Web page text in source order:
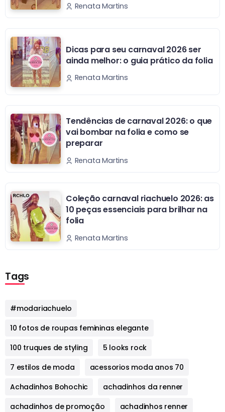
Renata Martins
Dicas para seu carnaval 2026 ser
ainda melhor: o guia prático da folia
Renata Martins
Tendências de carnaval 2026: o que
vai bombar na folia e como se
preparar
Renata Martins
Coleção carnaval riachuelo 2026: as
10 peças essenciais para brilhar na
folia
Renata Martins
Tags
#modariachuelo
10 fotos de roupas femininas elegante
100 truques de styling
5 looks rock
7 estilos de moda
acessorios moda anos 70
Achadinhos Bohochic
achadinhos da renner
achadinhos de promoção
achadinhos renner